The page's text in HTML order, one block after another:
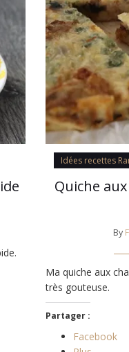
Idées recettes
Quiche
By
Ma quiche aux
très gouteuse.
Partager :
Facebook